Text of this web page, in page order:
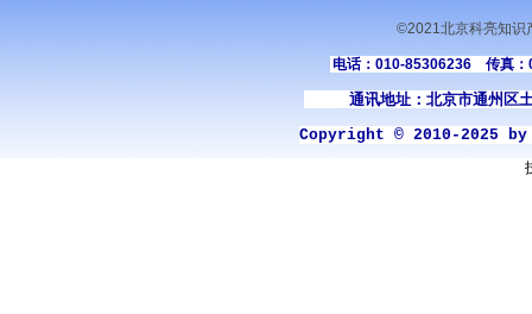
©2021北京科亮知识
电话：010-85306236 传真
通讯地址：北京市通州区土
Copyright © 2010-2025